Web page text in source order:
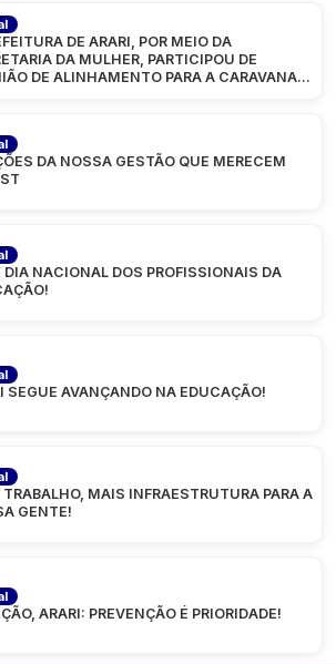
DE ARARI, POR MEIO DA
DA MULHER, PARTICIPOU DE
DE ALINHAMENTO PARA A CARAVANA
DA NOSSA GESTÃO QUE MERECEM
DIA NACIONAL DOS PROFISSIONAIS DA
SEGUE AVANÇANDO NA EDUCAÇÃO!
MAIS INFRAESTRUTURA PARA A
GENTE!
ARARI: PREVENÇÃO É PRIORIDADE!